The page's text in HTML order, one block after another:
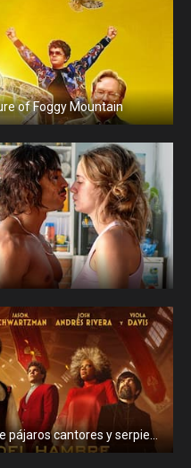
of Foggy Mountain
Los juegos del hambre: Balada de pájaros cantores y serpientes